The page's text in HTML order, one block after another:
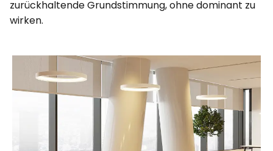
zurückhaltende Grundstimmung, ohne dominant zu
wirken.